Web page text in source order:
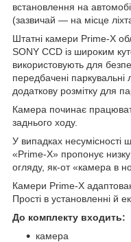
встановлення на
(зазвичай — на місце
Штатні камери Prime-X
SONY CCD із широким
використовують для
передбачені паркувальні
додаткову розмітку для
Камера починає
заднього ходу.
У випадках
«Prime-X» пропонує
огляду, як-от «камера в
Камери Prime-X
Прості в установленні й
До комплекту входить:
камера